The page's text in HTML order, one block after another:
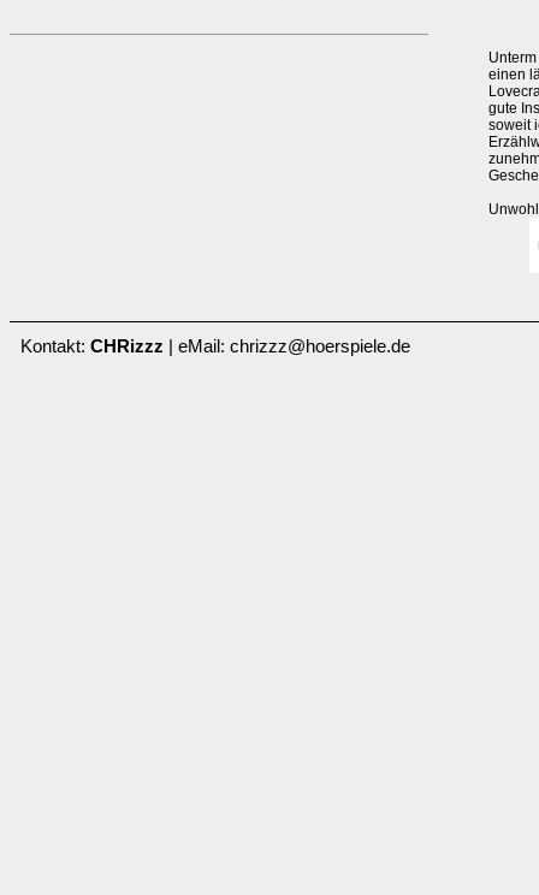
einen
gute
soweit
Kontakt: CHRizzz | eMail: chrizzz@hoerspiele.de